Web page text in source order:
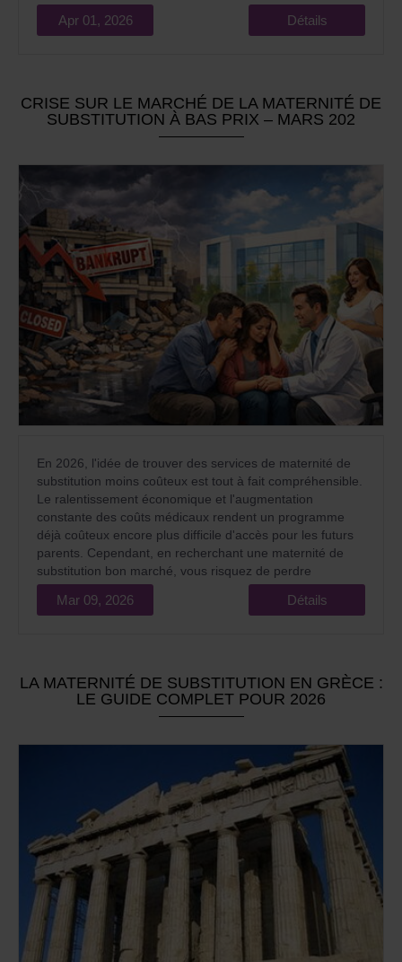
Apr 01, 2026 Détails
CRISE SUR LE MARCHÉ DE LA MATERNITÉ DE
SUBSTITUTION À BAS PRIX – MARS 202
En 2026, l'idée de trouver des services de maternité de
substitution moins coûteux est tout à fait compréhensible.
Le ralentissement économique et l'augmentation
constante des coûts médicaux rendent un programme
déjà coûteux encore plus difficile d'accès pour les futurs
parents. Cependant, en recherchant une maternité de
substitution bon marché, vous risquez de perdre
l'essentiel : la naissance de votre enfant tant attendu et
une somme d'argent importante.
Mar 09, 2026 Détails
LA MATERNITÉ DE SUBSTITUTION EN GRÈCE :
LE GUIDE COMPLET POUR 2026